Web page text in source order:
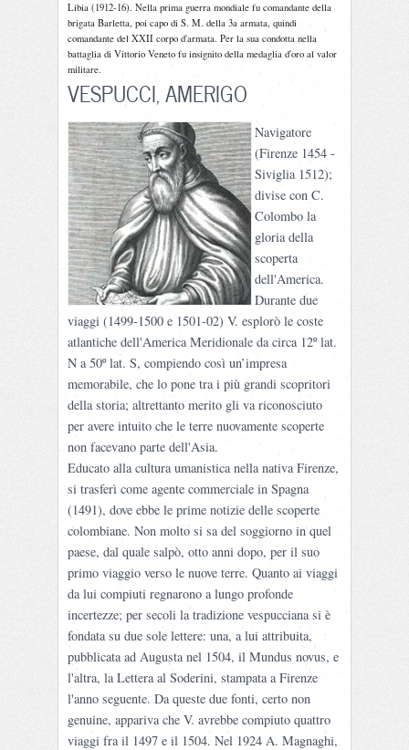
Libia (1912-16). Nella prima guerra mondiale fu comandante della
brigata Barletta, poi capo di S. M. della 3a armata, quindi
comandante del XXII corpo d'armata. Per la sua condotta nella
battaglia di Vittorio Veneto fu insignito della medaglia d'oro al valor
militare.
VESPUCCI, AMERIGO
Navigatore
(Firenze 1454 -
Siviglia 1512);
divise con C.
Colombo la
gloria della
scoperta
dell'America.
Durante due
viaggi (1499-1500 e 1501-02) V. esplorò le coste
atlantiche dell'America Meridionale da circa 12º lat.
N a 50º lat. S, compiendo così un’impresa
memorabile, che lo pone tra i più grandi scopritori
della storia; altrettanto merito gli va riconosciuto
per avere intuito che le terre nuovamente scoperte
non facevano parte dell'Asia.
Educato alla cultura umanistica nella nativa Firenze,
si trasferì come agente commerciale in Spagna
(1491), dove ebbe le prime notizie delle scoperte
colombiane. Non molto si sa del soggiorno in quel
paese, dal quale salpò, otto anni dopo, per il suo
primo viaggio verso le nuove terre. Quanto ai viaggi
da lui compiuti regnarono a lungo profonde
incertezze; per secoli la tradizione vespucciana si è
fondata su due sole lettere: una, a lui attribuita,
pubblicata ad Augusta nel 1504, il Mundus novus, e
l'altra, la Lettera al Soderini, stampata a Firenze
l'anno seguente. Da queste due fonti, certo non
genuine, appariva che V. avrebbe compiuto quattro
viaggi fra il 1497 e il 1504. Nel 1924 A. Magnaghi,